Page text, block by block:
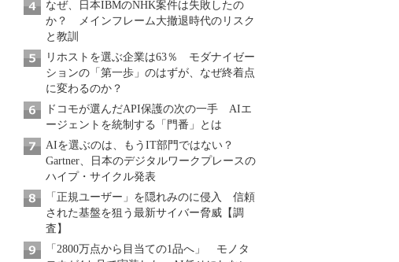
なぜ、日本IBMのNHK案件は失敗したの
か？ メインフレーム大撤退時代のリスク
と教訓
リホストを選ぶ企業は63％ モダナイゼー
ションの「第一歩」のはずが、なぜ終着点
に変わるのか？
ドコモが選んだAPI保護の次の一手 AIエ
ージェントを統制する「門番」とは
AIを選ぶのは、もうIT部門ではない？
Gartner、日本のデジタルワークプレースの
ハイプ・サイクル発表
「正規ユーザー」を隠れみのに侵入 信頼
された基盤を狙う最新サイバー脅威【調
査】
「2800万点から目当ての1品へ」 モノタ